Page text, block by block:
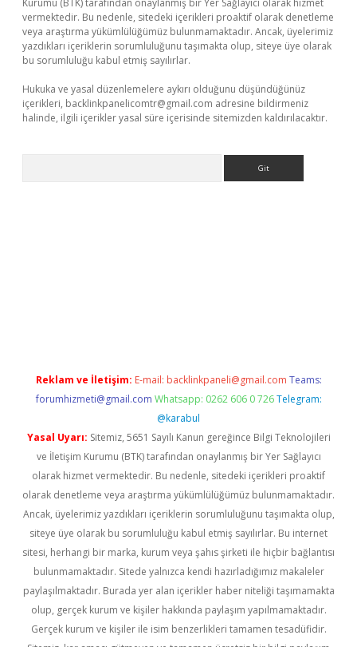
Kurumu (BTK) tarafından onaylanmış bir Yer Sağlayıcı olarak hizmet
vermektedir. Bu nedenle, sitedeki içerikleri proaktif olarak denetleme
veya araştırma yükümlülüğümüz bulunmamaktadır. Ancak, üyelerimiz
yazdıkları içeriklerin sorumluluğunu taşımakta olup, siteye üye olarak
bu sorumluluğu kabul etmiş sayılırlar.
Hukuka ve yasal düzenlemelere aykırı olduğunu düşündüğünüz
içerikleri, backlinkpanelicomtr@gmail.com adresine bildirmeniz
halinde, ilgili içerikler yasal süre içerisinde sitemizden kaldırılacaktır.
Reklam ve İletişim: E-mail: backlinkpaneli@gmail.com Teams:
forumhizmeti@gmail.com Whatsapp: 0262 606 0 726 Telegram:
@karabul
Yasal Uyarı: Sitemiz, 5651 Sayılı Kanun gereğince Bilgi Teknolojileri
ve İletişim Kurumu (BTK) tarafından onaylanmış bir Yer Sağlayıcı
olarak hizmet vermektedir. Bu nedenle, sitedeki içerikleri proaktif
olarak denetleme veya araştırma yükümlülüğümüz bulunmamaktadır.
Ancak, üyelerimiz yazdıkları içeriklerin sorumluluğunu taşımakta olup,
siteye üye olarak bu sorumluluğu kabul etmiş sayılırlar. Bu internet
sitesi, herhangi bir marka, kurum veya şahıs şirketi ile hiçbir bağlantısı
bulunmamaktadır. Sitede yalnızca kendi hazırladığımız makaleler
paylaşılmaktadır. Burada yer alan içerikler haber niteliği taşımamakta
olup, gerçek kurum ve kişiler hakkında paylaşım yapılmamaktadır.
Gerçek kurum ve kişiler ile isim benzerlikleri tamamen tesadüfidir.